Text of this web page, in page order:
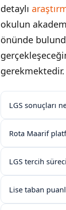
detaylı
okulun
önünde
gerekmektedir.
LGS sonuçları
Rota Maarif
LGS tercih
Lise taban